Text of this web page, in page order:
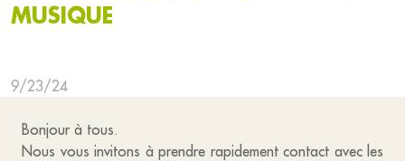
MUSIQUE
9/23/24
Bonjour à tous.
Nous vous invitons à prendre rapidement contact avec les